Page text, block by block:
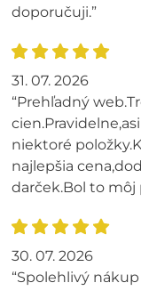
doporučuji.”
31. 07. 2026
“Prehľadný
niektoré
najlepšia
darček.Bol to môj
30. 07. 2026
“Spolehlivý